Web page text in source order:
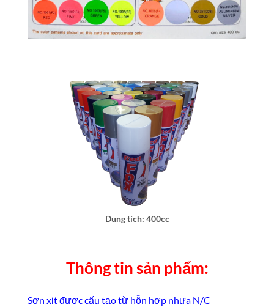
Dung tích: 400cc
Thông tin sản phẩm:
Sơn xịt được cấu tạo từ hỗn hợp nhựa N/C